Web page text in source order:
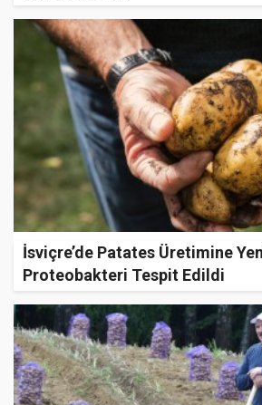
İsviçre’de Patates Üretimine
Proteobakteri Tespit Edildi